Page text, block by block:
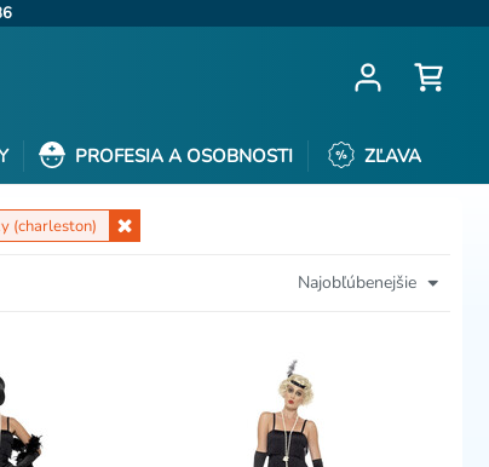
PROFESIA A OSOBNOSTI ZĽAVA
(charleston)
Najobľúbenejšie